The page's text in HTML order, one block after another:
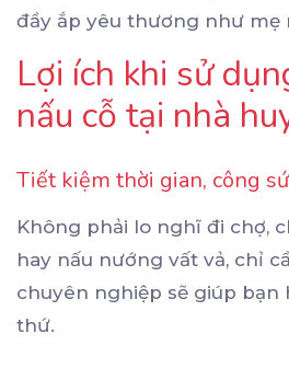
đầy ắp yêu thương như mẹ
Lợi ích khi sử
nấu cỗ tại nhà
Tiết kiệm thời gian, công
Không phải lo nghĩ đi chợ,
hay nấu nướng vất vả, chỉ
chuyên nghiệp sẽ giúp bạn
thứ.